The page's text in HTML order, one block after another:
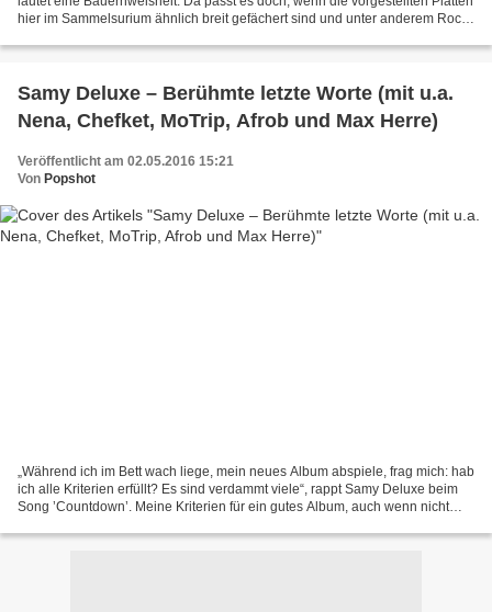
hier im Sammelsurium ähnlich breit gefächert sind und unter anderem Rock
Samy Deluxe – Berühmte letzte Worte (mit u.a.
Nena, Chefket, MoTrip, Afrob und Max Herre)
Veröffentlicht am 02.05.2016 15:21
Von Popshot
„Während ich im Bett wach liege, mein neues Album abspiele, frag mich: hab
ich alle Kriterien erfüllt? Es sind verdammt viele“, rappt Samy Deluxe beim
Song ’Countdown’. Meine Kriterien für ein gutes Album, auch wenn nicht